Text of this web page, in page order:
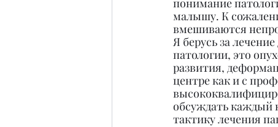
понимание
малышу. К
вмешиваются
Я берусь за
патологии, это
развития,
центре как и с
обсуждать каждый
тактику лечения